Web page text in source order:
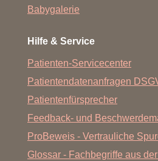
Babygalerie
Hilfe & Service
Patienten-Servicecenter
Patientendatenanfragen
Patientenfürsprecher
Feedback- und
ProBeweis - Vertrauliche
Glossar - Fachbegriffe aus